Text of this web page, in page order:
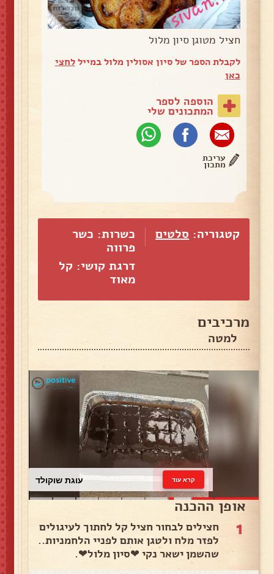
חציל מטוגן סיון מלול
לקבלת הספר של סיון אסולין מלול במייללחצי
כאן
הוספה לספר
המתכונים שלי
עריכת
מתכון
קטגוריה: סלטים
כשרות: כשר
פרווה
דרגת קושי: קל
מאוד
מרכיבים
למטה
עוגת שוקולד קרא עוד
אופן ההכנה
1
חצילים לבחור חציל קל לחתוך לעיגולים
לפזר מלח ולטגן אותם לפניי הלחמניות..
שהשמן ישאר נקי ❤סיון מלול❤.